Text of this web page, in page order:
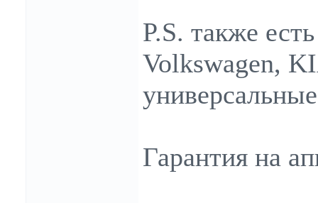
P.S. также
Volkswagen,
Гарантия на